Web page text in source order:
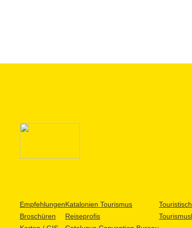
Empfehlungen
Broschüren
Katalonien Tourismus
Reiseprofis